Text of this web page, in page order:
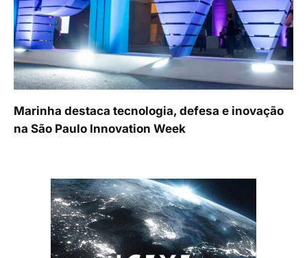
Marinha destaca tecnologia, defesa e inovação
na São Paulo Innovation Week